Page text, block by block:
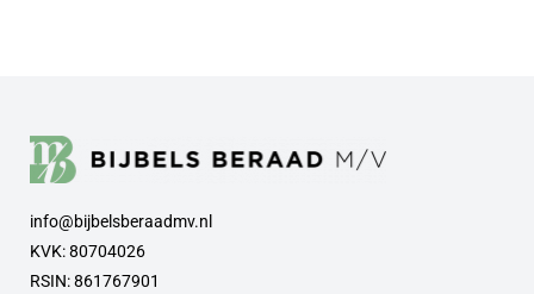
info@bijbelsberaadmv.nl
KVK: 80704026
RSIN: 861767901